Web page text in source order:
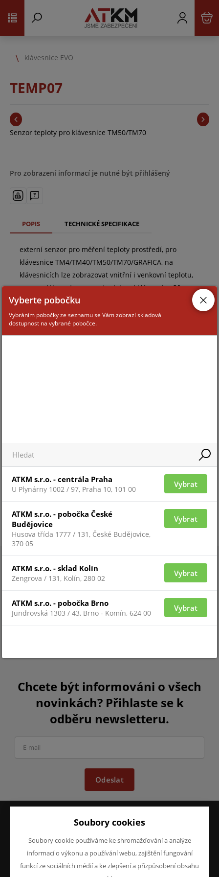
klávesnice EVO
TEMP07
Senzor teploty pro klávesnice TM50/TM70
Pro zobrazení informací je nutné být přihlášený
POPIS TECHNICKÉ SPECIFIKACE
externí senzor pro měření teploty prostředí, pro
klávesnice TM4/TM40/TM50/TM70/GRAFICA, na
klávesnicích lze zobrazovat vnitřní i venkovní teplotu,
max. vzdálenost senzoru teploty od klávesnice 30 m
Chcete být informováni o všech
novinkách? Přihlaste se k
odběru newsletteru.
Odeslat
Obchodní podmínky
Reklamace
Prohlášení o ochraně
O nás
Kontakty
Soubory cookies
Soubory cookie používáme ke shromažďování a analýze
informací o výkonu a používání webu, zajištění fungování
funkcí ze sociálních médií a ke zlepšení a přizpůsobení obsahu
Vyberte pobočku
Vybráním pobočky ze seznamu se Vám zobrazí skladová
dostupnost na vybrané pobočce.
ATKM s.r.o. - centrála Praha
U Plynárny 1002 / 97, Praha 10, 101 00
Vybrat
ATKM s.r.o. - pobočka České
Budějovice
Husova třída 1777 / 131, České Budějovice,
370 05
Vybrat
ATKM s.r.o. - sklad Kolín
Zengrova / 131, Kolín, 280 02
Vybrat
ATKM s.r.o. - pobočka Brno
Jundrovská 1303 / 43, Brno - Komín, 624 00
Vybrat